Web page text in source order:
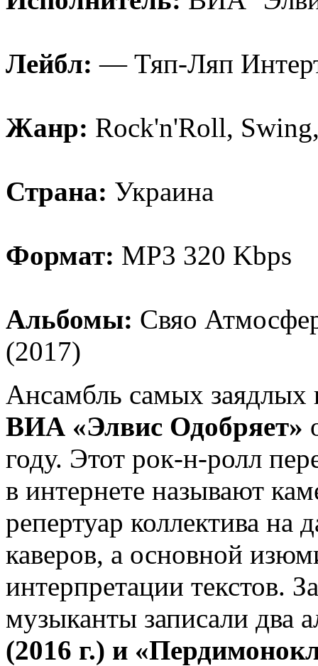
Лeйбл: — Тяп-Ляп
Жaнр: Rock'n'Roll,
Стрaнa: Украина
Формат: MP3 320 Kbps
Альбомы: Свяо
(2017)
Ансамбль самых заядлых
ВИА «Элвис Одобряет»
году. Этот рок-н-ролл
в интернете называют
репертуар коллектива на
каверов, а основной
интерпретации текстов.
музыканты записали два
(2016 г.) и